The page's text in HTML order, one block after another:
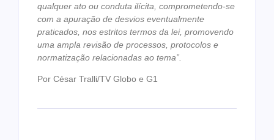
qualquer ato ou conduta ilícita, comprometendo-se
com a apuração de desvios eventualmente
praticados, nos estritos termos da lei, promovendo
uma ampla revisão de processos, protocolos e
normatização relacionadas ao tema”.
Por César Tralli/TV Globo e G1